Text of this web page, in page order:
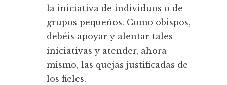
la iniciativa de individuos o de
grupos pequeños. Como obispos,
debéis apoyar y alentar tales
iniciativas y atender, ahora
mismo, las quejas justificadas de
los fieles.